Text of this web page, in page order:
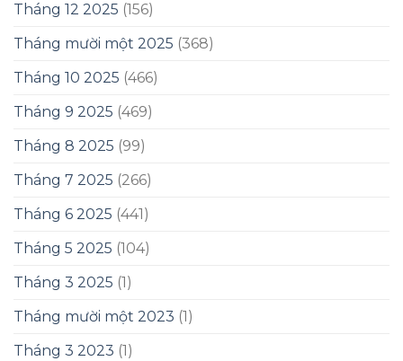
Tháng 12 2025 (156)
Tháng mười một 2025 (368)
Tháng 10 2025 (466)
Tháng 9 2025 (469)
Tháng 8 2025 (99)
Tháng 7 2025 (266)
Tháng 6 2025 (441)
Tháng 5 2025 (104)
Tháng 3 2025 (1)
Tháng mười một 2023 (1)
Tháng 3 2023 (1)